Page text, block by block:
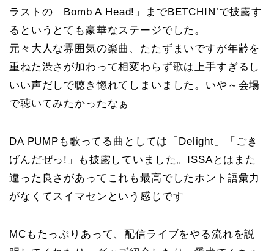
ラストの「Bomb A Head!」までBETCHIN’で披露す
るというとても豪華なステージでした。
元々大人な雰囲気の楽曲、たたずまいですが年齢を
重ねた渋さが加わって相変わらず歌は上手すぎるし
いい声だしで聴き惚れてしまいました。いや～会場
で聴いてみたかったなぁ
DA PUMPも歌ってる曲としては「Delight」「ごき
げんだぜっ!」も披露していました。ISSAとはまた
違った良さがあってこれも最高でしたホント語彙力
がなくてスイマセンという感じです
MCもたっぷりあって、配信ライブをやる流れを説